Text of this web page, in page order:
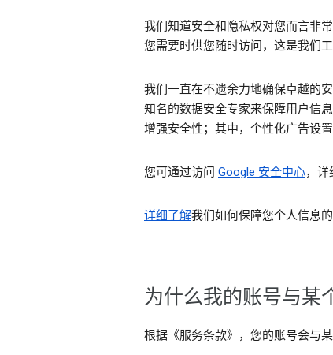
我们知道安全和隐私权对您而言非
您需要时供您随时访问，这是我们工
我们一直在不遗余力地确保卓越的
知名的数据安全专家来保障用户信
增强安全性；其中，个性化广告设
您可通过访问 Google 安全中心，详
详细了解我们如何保障您个人信息
为什么我的账号与某
根据《服务条款》，您的账号会与